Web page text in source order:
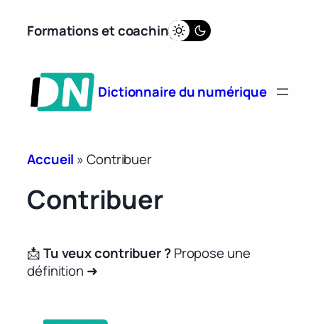
Formations et coaching
Dictionnaire du numérique
Accueil »Contribuer
Contribuer
📩Tu veux contribuer ?Propose une
définition ➜